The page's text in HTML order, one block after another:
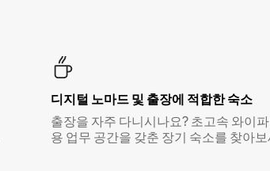
디지털 노마드 및 출장에 적합한 숙소
출장을 자주 다니시나요? 초고속 와이
용 업무 공간을 갖춘 장기 숙소를 찾아